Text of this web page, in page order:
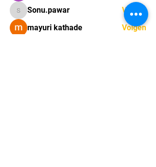
Sonu.pawar
Sonu.pawar
Volgen
mayuri kathade
Volgen